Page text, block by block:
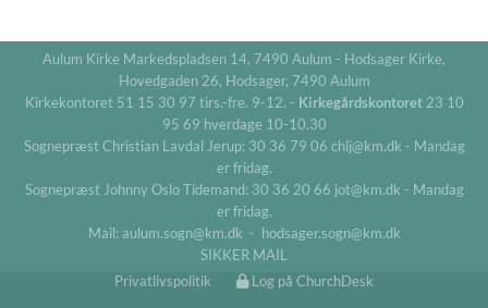
Aulum Kirke Markedspladsen 14, 7490 Aulum - Hodsager Kirke,
Hovedgaden 26, Hodsager, 7490 Aulum
Kirkekontoret 51 15 30 97 tirs.-fre. 9-12. - Kirkegårdskontoret23 10
95 69 hverdage 10-10.30
Sognepræst Christian Lavdal Jerup: 30 36 79 06 chlj@km.dk - Mandag
er fridag.
Sognepræst Johnny Oslo Tidemand: 30 36 20 66 jot@km.dk - Mandag
er fridag.
Mail: aulum.sogn@km.dk - hodsager.sogn@km.dk
SIKKER MAIL
Privatlivspolitik
Log på ChurchDesk